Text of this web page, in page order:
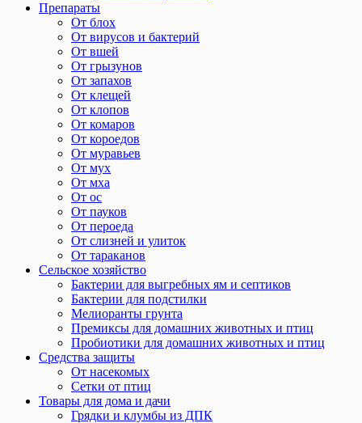
Препараты
От блох
От вирусов и бактерий
От вшей
От грызунов
От запахов
От клещей
От клопов
От комаров
От короедов
От муравьев
От мух
От мха
От ос
От пауков
От пероеда
От слизней и улиток
От тараканов
Сельское хозяйство
Бактерии для выгребных ям и септиков
Бактерии для подстилки
Мелиоранты грунта
Премиксы для домашних животных и птиц
Пробиотики для домашних животных и птиц
Средства защиты
От насекомых
Сетки от птиц
Товары для дома и дачи
Грядки и клумбы из ДПК